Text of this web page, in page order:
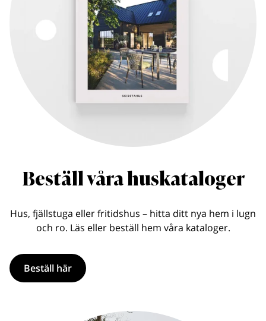
Beställ våra huskataloger
Hus, fjällstuga eller fritidshus – hitta ditt nya hem i lugn
och ro. Läs eller beställ hem våra kataloger.
Beställ här